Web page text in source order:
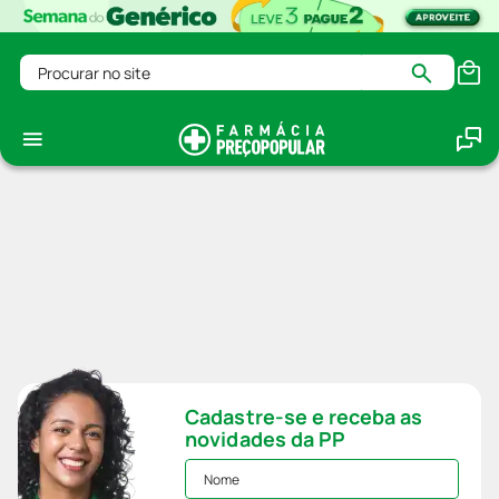
Procurar no site
Cadastre-se e receba as
novidades da PP